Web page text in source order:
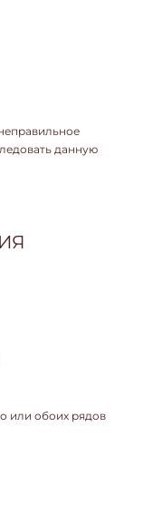
данную
или обоих рядов